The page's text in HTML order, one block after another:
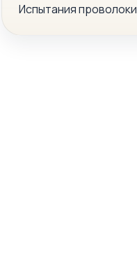
Испытания проволоки